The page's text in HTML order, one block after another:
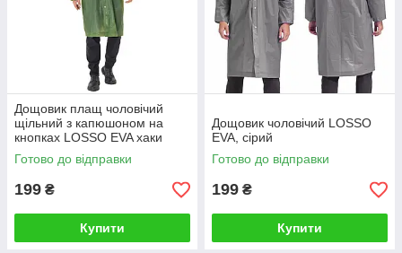
Дощовик плащ чоловічий
щільний з капюшоном на
кнопках LOSSO EVA хаки
(оліва)
Готово до відправки
199 ₴
Купити
Дощовик чоловічий LOSSO
EVA, сірий
Готово до відправки
199 ₴
Купити